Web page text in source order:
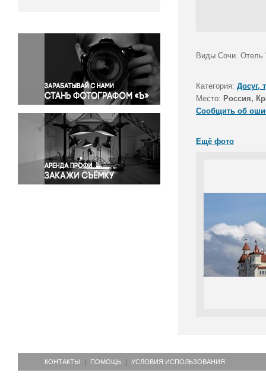
Окружающая среда
Политика
Правосудие
Происшествия и конфликты
Религия
Светская жизнь
Спорт
Экология
Экономика и бизнес
Виды Сочи. Отель
Категория: Досуг,
Место: Россия,
Сообщить об
Ещё фото
КОНТАКТЫ ПОМОЩЬ УСЛОВИЯ ИСПОЛЬЗОВАНИЯ